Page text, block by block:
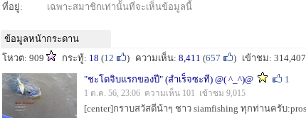
ที่อยู่:
เฉพาะสมาชิกเท่านั้นที่จะเห็นข้อมูลนี้
ข้อมูลหน้ากระดาน
โหวต: 909
กระทู้: 18 (12 ) ความเห็น: 8,411 (657 ) เข้าชม: 314,407
"ชะโดจิบแรกของปี" (สำเร็จซะที) @( ^_^)@
1
1 ต.ค. 56, 23:06 ความเห็น 101 เข้าชม 9,015